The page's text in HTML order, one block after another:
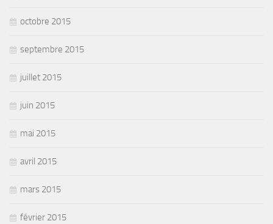
octobre 2015
septembre 2015
juillet 2015
juin 2015
mai 2015
avril 2015
mars 2015
février 2015